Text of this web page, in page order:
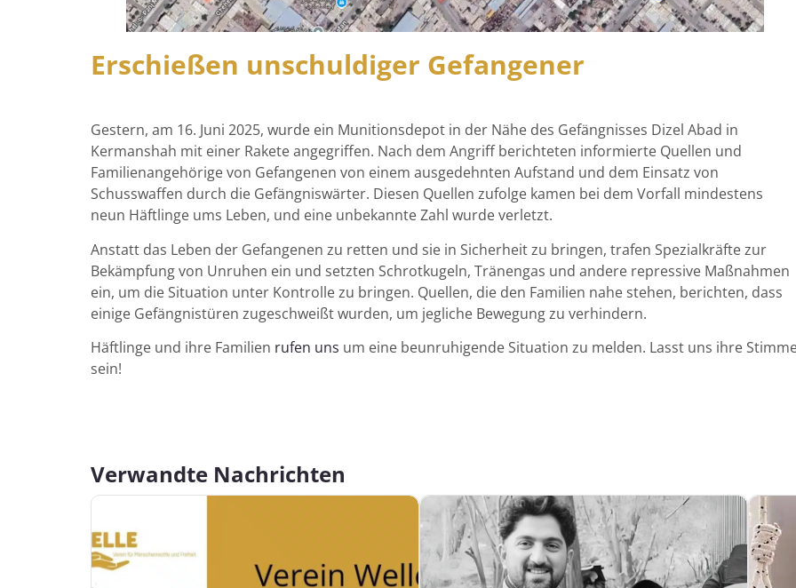
Erschießen unschuldiger Gefangener
Gestern, am 16. Juni 2025, wurde ein Munitionsdepot in der Nähe des Gefängnisses Dizel Abad in
Kermanshah mit einer Rakete angegriffen. Nach dem Angriff berichteten informierte Quellen und
Familienangehörige von Gefangenen von einem ausgedehnten Aufstand und dem Einsatz von
Schusswaffen durch die Gefängniswärter. Diesen Quellen zufolge kamen bei dem Vorfall mindestens
neun Häftlinge ums Leben, und eine unbekannte Zahl wurde verletzt.
Anstatt das Leben der Gefangenen zu retten und sie in Sicherheit zu bringen, trafen Spezialkräfte zur
Bekämpfung von Unruhen ein und setzten Schrotkugeln, Tränengas und andere repressive Maßnahmen
ein, um die Situation unter Kontrolle zu bringen. Quellen, die den Familien nahe stehen, berichten, dass
einige Gefängnistüren zugeschweißt wurden, um jegliche Bewegung zu verhindern.
Häftlinge und ihre Familien rufen uns um eine beunruhigende Situation zu melden. Lasst uns ihre
sein!
Verwandte Nachrichten